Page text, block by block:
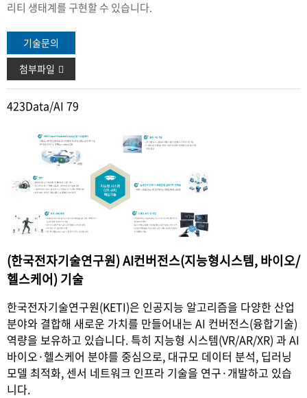
리티 생태계를 구현할 수 있습니다.
기술문의
첨부파일
423Data/AI 79
(한국전자기술연구원) AI컨버전스(지능형시스템, 바이오/
헬스케어) 기술
한국전자기술연구원(KETI)은 인공지능 알고리즘을 다양한 산업
분야와 결합해 새로운 가치를 만들어내는 AI 컨버전스(융합기술)
역량을 보유하고 있습니다. 특히 지능형 시스템(VR/AR/XR) 과 AI
바이오·헬스케어 분야를 중심으로, 대규모 데이터 분석, 딥러닝
모델 최적화, 센서 네트워크 인프라 기술을 연구·개발하고 있습
니다.